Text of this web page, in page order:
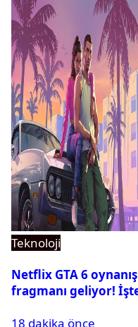
Teknoloji
Netflix GTA 6 oynanış
fragmanı geliyor!
18 dakika önce